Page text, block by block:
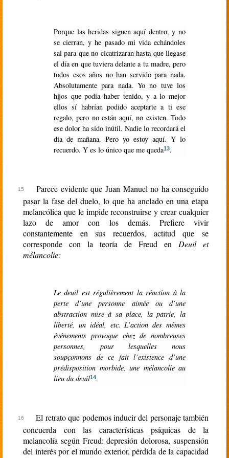
Porque las heridas siguen aquí dentro, y no
se cierran, y he pasado mi vida echándoles
sal para que no cicatrizaran hasta que llegase
el día en que tuviera delante a tu madre, pero
todos esos años no han servido para nada.
Absolutamente para nada. Yo no tuve los
hijos que podía haber tenido, y a lo mejor
ellos sí habrían podido aceptarte a ti ese
regalo, pero no están aquí, no existen. Todo
ese dolor ha sido inútil. Nadie lo recordará el
día de mañana. Pero yo estoy aquí. Y lo
recuerdo. Y es lo único que me queda13.
Parece evidente que Juan Manuel no ha conseguido
pasar la fase del duelo, lo que ha anclado en una etapa
melancólica que le impide reconstruirse y crear cualquier
lazo de amor con los demás. Prefiere vivir
constantemente en sus recuerdos, actitud que se
corresponde con la teoría de Freud en Deuil et
mélancolie:
Le deuil est régulièrement la réaction à la
perte d’une personne aimée ou d’une
abstraction mise à sa place, la patrie, la
liberté, un idéal, etc. L’action des mêmes
événements provoque chez de nombreuses
personnes, pour lesquelles nous
soupçonnons de ce fait l’existence d’une
prédisposition morbide, une mélancolie au
lieu du deuil14.
El retrato que podemos inducir del personaje también
concuerda con las características psíquicas de la
melancolía según Freud: depresión dolorosa, suspensión
del interés por el mundo exterior, pérdida de la capacidad